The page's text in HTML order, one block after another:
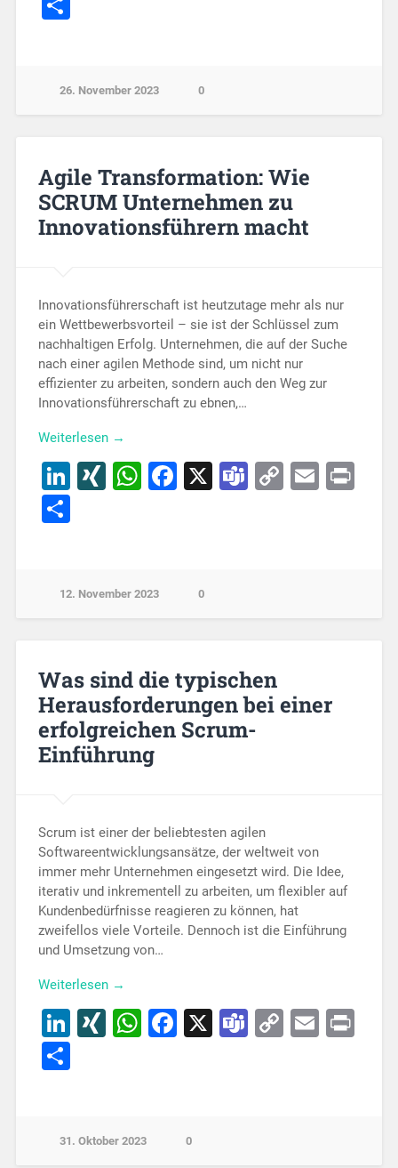
26. November 2023 0
Agile Transformation: Wie
SCRUM Unternehmen zu
Innovationsführern macht
Innovationsführerschaft ist heutzutage mehr als nur
ein Wettbewerbsvorteil – sie ist der Schlüssel zum
nachhaltigen Erfolg. Unternehmen, die auf der Suche
nach einer agilen Methode sind, um nicht nur
effizienter zu arbeiten, sondern auch den Weg zur
Innovationsführerschaft zu ebnen,…
Weiterlesen →
LinkedIn
XINGWhatsApp
Facebook
X Teams
CopyEmail
Teilen
12. November 2023 0
Was sind die typischen
Herausforderungen bei einer
erfolgreichen Scrum-
Einführung
Scrum ist einer der beliebtesten agilen
Softwareentwicklungsansätze, der weltweit von
immer mehr Unternehmen eingesetzt wird. Die Idee,
iterativ und inkrementell zu arbeiten, um flexibler auf
Kundenbedürfnisse reagieren zu können, hat
zweifellos viele Vorteile. Dennoch ist die Einführung
und Umsetzung von…
Weiterlesen →
LinkedIn
XINGWhatsApp
Facebook
X Teams
CopyEmail
Teilen
31. Oktober 2023 0